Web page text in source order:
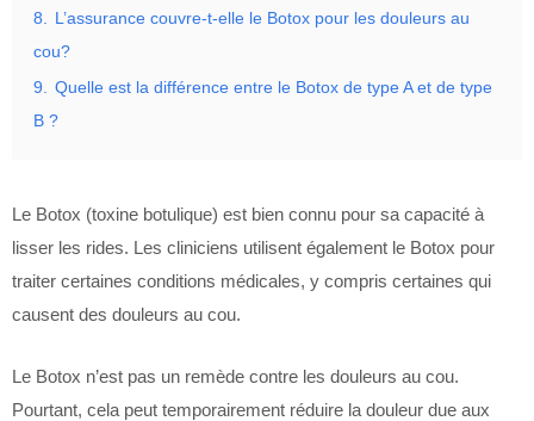
8. L’assurance couvre-t-elle le Botox pour les douleurs au
cou?
9. Quelle est la différence entre le Botox de type A et de type
B ?
Le Botox (toxine botulique) est bien connu pour sa capacité à
lisser les rides. Les cliniciens utilisent également le Botox pour
traiter certaines conditions médicales, y compris certaines qui
causent des douleurs au cou.
Le Botox n’est pas un remède contre les douleurs au cou.
Pourtant, cela peut temporairement réduire la douleur due aux